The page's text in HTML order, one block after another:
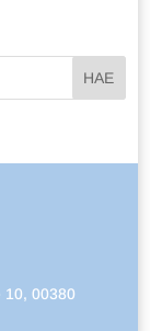
10, 00380